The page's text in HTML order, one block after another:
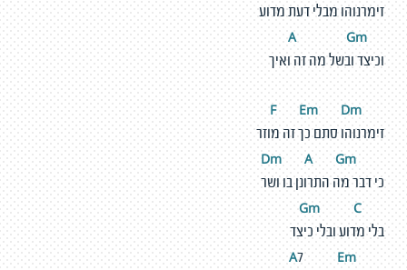
זימרנוהו מבלי דעת מדוע
Gm
וכיצד ובשל מה זה ואיך
Em Dm
זימרנוהו סתם כך זה מוזר
m A Gm
כי דבר מה התרונן בו ושר
m C
בלי מדוע ובלי כיצד
7 Em